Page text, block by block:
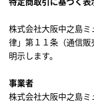
株式会社大阪中之島
律」第１１条（通信
明示します。
事業者
株式会社大阪中之島ミ